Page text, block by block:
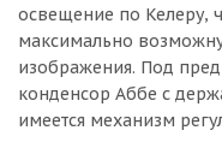
освещение по Келеру,
максимально
изображения. Под
конденсор Аббе с
имеется механизм